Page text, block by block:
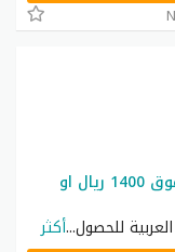
كود خصم شي ان 300 ريال على طلبيات فوق 1400 ريال او
للحصول...أكثر